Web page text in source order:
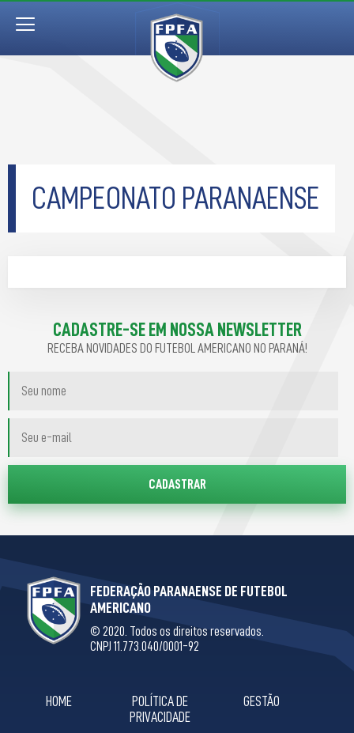
CAMPEONATO PARANAENSE
CADASTRE-SE EM NOSSA NEWSLETTER
RECEBA NOVIDADES DO FUTEBOL AMERICANO NO PARANÁ!
FEDERAÇÃO PARANAENSE DE FUTEBOL
AMERICANO
© 2020. Todos os direitos reservados.
CNPJ 11.773.040/0001-92
HOME
POLÍTICA DE
PRIVACIDADE
GESTÃO